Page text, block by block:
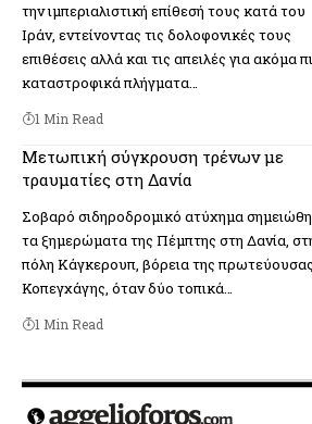
την ιμπεριαλιστική επίθεσή τους κατά του
Ιράν, εντείνοντας τις δολοφονικές τους
επιθέσεις αλλά και τις απειλές για ακόμα
καταστροφικά πλήγματα…
1 Min Read
Μετωπική σύγκρουση τρένων με
τραυματίες στη Δανία
Σοβαρό σιδηροδρομικό ατύχημα
τα ξημερώματα της Πέμπτης στη Δανία,
πόλη Κάγκερουπ, βόρεια της πρωτεύουσας
Κοπεγχάγης, όταν δύο τοπικά…
1 Min Read